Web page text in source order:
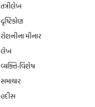
તંત્રીલેખ
દૃષ્ટિકોણ
રોશનીના મીનાર
લેખ
વ્યક્તિ-વિશેષ
સમાચાર
હદીસ